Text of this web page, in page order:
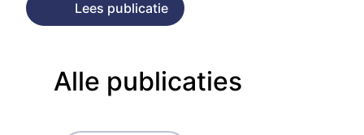
Lees publicatie
Alle publicaties